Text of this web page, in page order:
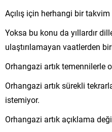
Açılış için herhangi bir
Yoksa bu konu da yıllardır
ulaştırılamayan vaatlerden
Orhangazi artık temennilerle
Orhangazi artık sürekli
istemiyor.
Orhangazi artık açıklama